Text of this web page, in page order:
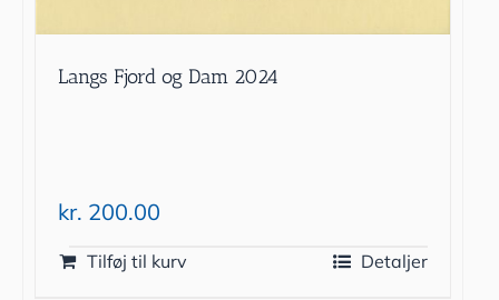
Langs Fjord og Dam 2024
kr. 200.00
Tilføj til kurv Detaljer